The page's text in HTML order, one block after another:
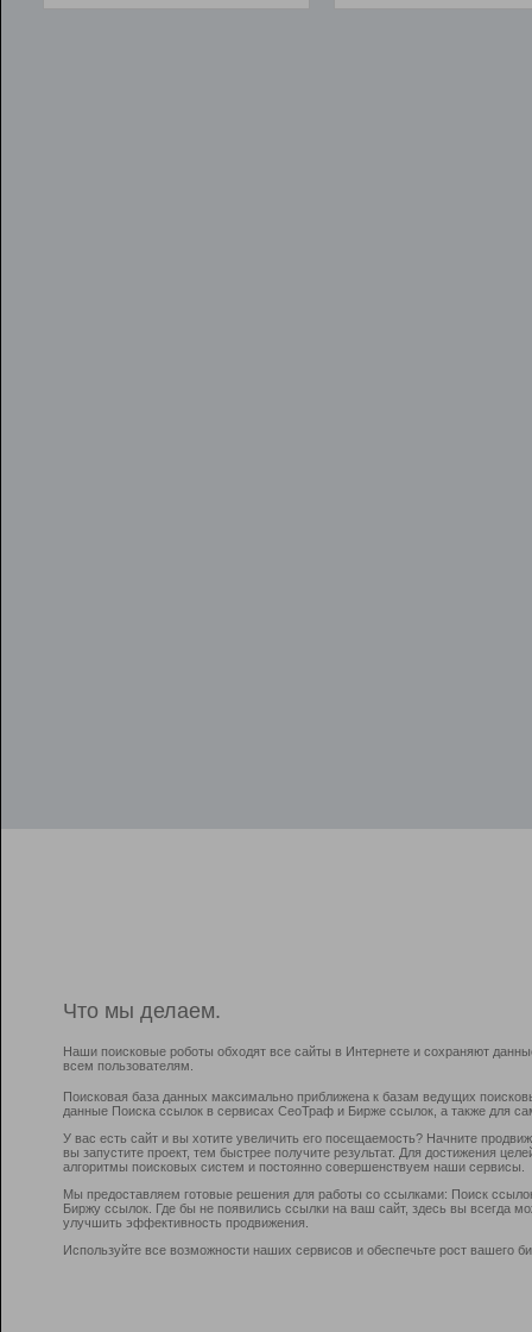
Что мы делаем.
Наши поисковые роботы обходят все сайты в Интернете и сохраняют
всем пользователям.
Поисковая база данных максимально приближена к базам ведущих
данные Поиска ссылок в сервисах СеоТраф и Бирже ссылок, а также для
У вас есть сайт и вы хотите увеличить его посещаемость? Начните
вы запустите проект, тем быстрее получите результат. Для достижения
алгоритмы поисковых систем и постоянно совершенствуем наши сервисы.
Мы предоставляем готовые решения для работы со ссылками: Поиск
Биржу ссылок. Где бы не появились ссылки на ваш сайт, здесь вы всегда
улучшить эффективность продвижения.
Используйте все возможности наших сервисов и обеспечьте рост вашего